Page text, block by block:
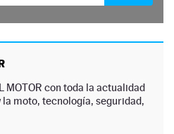
MOTOR con toda la actualidad
moto, tecnología, seguridad,